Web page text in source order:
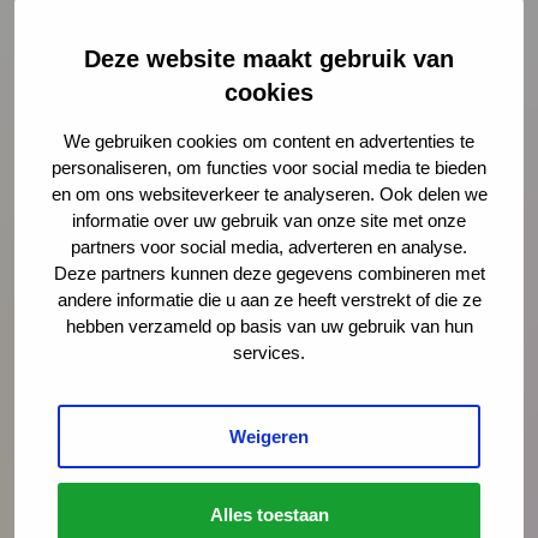
Deze website maakt gebruik van
cookies
We gebruiken cookies om content en advertenties te
personaliseren, om functies voor social media te bieden
en om ons websiteverkeer te analyseren. Ook delen we
informatie over uw gebruik van onze site met onze
partners voor social media, adverteren en analyse.
Deze partners kunnen deze gegevens combineren met
andere informatie die u aan ze heeft verstrekt of die ze
hebben verzameld op basis van uw gebruik van hun
services.
Weigeren
Alles toestaan
Schrijf je in
Preventie
Interventies